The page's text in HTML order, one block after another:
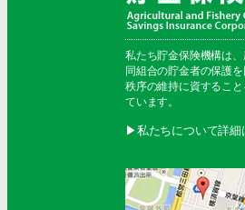
私たち貯金保険機構は
同組合の貯金者の保護
秩序の維持に資すること
ています。
▶︎私たちについて詳細